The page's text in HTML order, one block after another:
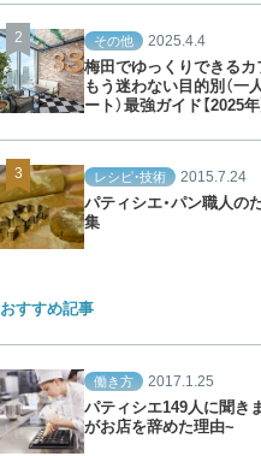
その他 2025.4.4
梅田でゆっくりできるカ
もう迷わない目的別（一
ート）最強ガイド【2025年
レシピ・技術 2015.7.24
パティシエ・パン職人の
集
おすすめ記事
働き方 2017.1.25
パティシエ149人に聞き
がお店を辞めた理由~